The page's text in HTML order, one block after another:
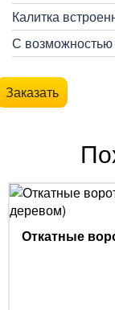
Калитка
С возможностью
Заказать
Откатные